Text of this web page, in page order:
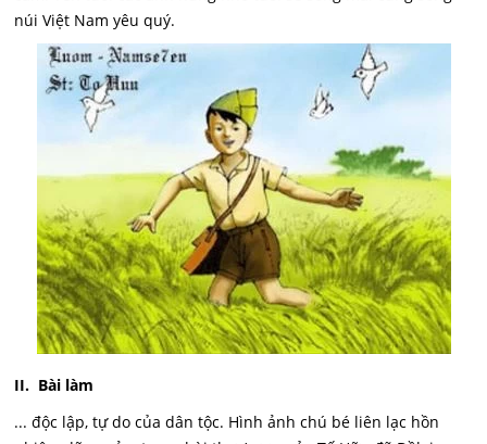
núi Việt Nam yêu quý.
II. Bài làm
... độc lập, tự do của dân tộc. Hình ảnh chú bé liên lạc hồn